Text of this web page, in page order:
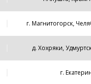
г. Магнитогорск,
д. Хохряки,
г.